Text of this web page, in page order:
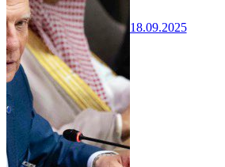
18.09.2025